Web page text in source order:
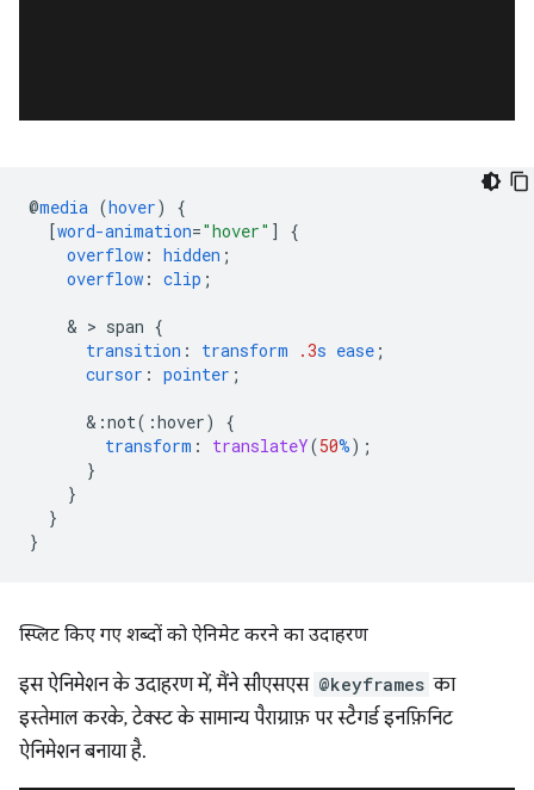
@media (hover)
{
[word-animation="hover" ]
{
overflow : hidden ;
overflow : clip ;
    & >
span {
transition : transform .3s ease ;
cursor : pointer ;
& :not(:hover)
{
transform : translateY(50%);
}
}
}
}
स्प्लिट किए गए शब्दों को ऐनिमेट करने का उदाहरण
इस ऐनिमेशन के उदाहरण में, मैंने सीएसएस @keyframes का
इस्तेमाल करके, टेक्स्ट के सामान्य पैराग्राफ़ पर स्टैगर्ड इनफ़िनिट
ऐनिमेशन बनाया है.